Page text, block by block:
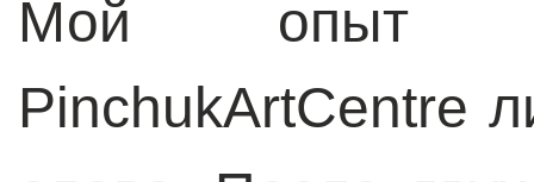
Мой опыт
PinchukArtCentrе